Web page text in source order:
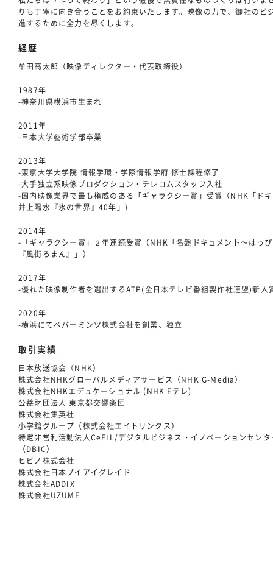
りも丁寧に向き合うことをお約束いたします。映像の力で、御社のビ
進するために全力を尽くします。
経歴
牟田高太郎（映像ディレクター・代表取締役）
1987年
-神奈川県横浜市生まれ
2011年
-日本大学藝術学部卒業
2013年
-東京大学大学院 情報学環・学際情報学府 修士課程修了
-大手独立系映像プロダクション・テレコムスタッフ入社
-国内映像業界で最も権威のある「ギャラクシー賞」受賞（NHK「ド
井上陽水『氷の世界』40年」)
2014年
-「ギャラクシー賞」２年連続受賞（NHK「名盤ドキュメント〜はっ
『風街ろまん』」）
2017年
-優れた映像制作者を選出するATP(全日本テレビ番組製作社連盟)新人
2020年
-横浜にてペパーミンツ株式会社を創業、独立
取引実績
日本放送協会（NHK）
株式会社NHKグローバルメディアサービス（NHK G-Media）
株式会社NHKエデュケーショナル (NHK Eテレ)
公益財団法人 東京都交響楽団
株式会社集英社
小学館グループ（株式会社エイトリンクス）
特定非営利活動法人CeFIL/デジタルビジネス・イノベーションセンタ
（DBIC）
ヒビノ株式会社
株式会社日本ブイアイグレイド
株式会社ADDIX
株式会社UZUME